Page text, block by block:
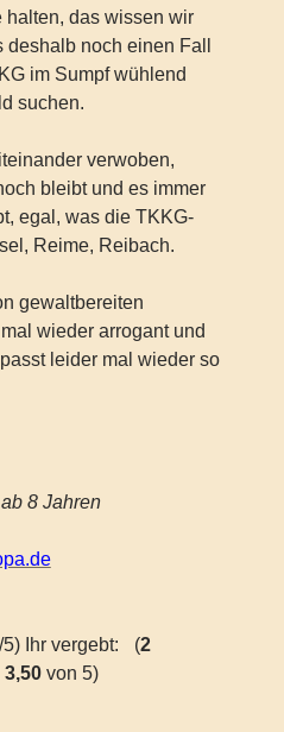
halten, das wissen wir
noch einen Fall
im Sumpf wühlend
suchen.
verwoben,
bleibt und es immer
egal, was die TKKG-
Reime, Reibach.
gewaltbereiten
wieder arrogant und
leider mal wieder so
8 Jahren
5) Ihr vergebt: (2
3,50von 5)